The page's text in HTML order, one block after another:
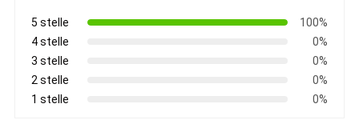
Tavola di isolamento elettrico
5 stelle
100%
4 stelle
0%
3 stelle
0%
2 stelle
0%
1 stelle
0%